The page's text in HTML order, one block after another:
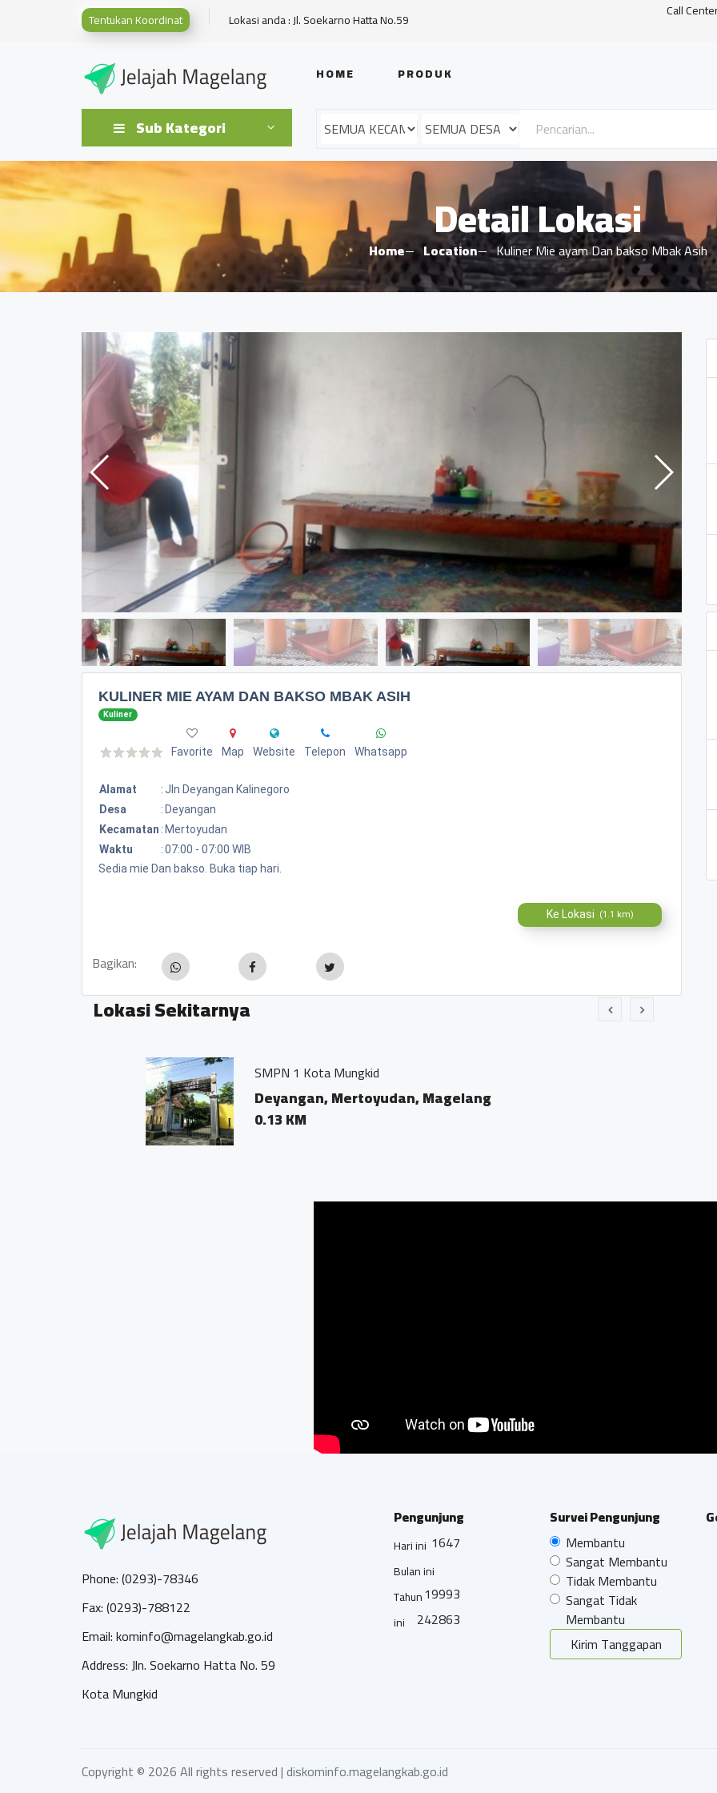
Tentukan Koordinat Lokasi anda : Jl. Soekarno Hatta No.59 Call
HOME PRODUK
Sub Kategori
Detail Lokasi
Home Location Kuliner Mie ayam Dan bakso Mbak Asih
KULINER MIE AYAM DAN BAKSO MBAK ASIH
Kuliner
Favorite Map Website Telepon Whatsapp
Alamat : Jln Deyangan Kalinegoro
Desa
: Deyangan
Kecamatan : Mertoyudan
Waktu
:07:00 - 07:00 WIB
Sedia mie Dan bakso. Buka tiap hari.
Ke Lokasi (1.1 km)
Bagikan:
Lokasi Sekitarnya
SMPN 1 Kota Mungkid
Deyangan, Mertoyudan, Magelang
0.13 KM
Phone: (0293)-78346
Fax: (0293)-788122
Email: kominfo@magelangkab.go.id
Address: Jln. Soekarno Hatta No. 59
Kota Mungkid
Pengunjung
Hari ini 1647
Bulan ini
19993
Tahun
ini
242863
Survei Pengunjung
Membantu
Sangat Membantu
Tidak Membantu
Sangat Tidak
Membantu
Kirim Tanggapan
Copyright © 2026 All rights reserved |diskominfo.magelangkab.go.id